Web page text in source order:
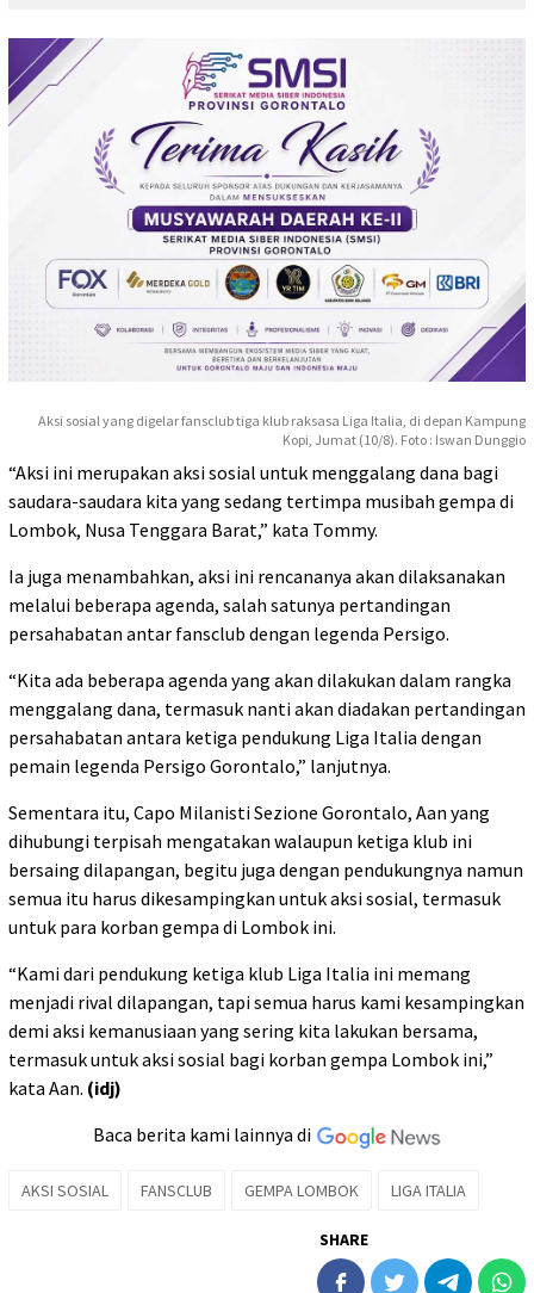
Aksi sosial yang digelar fansclub tiga klub raksasa Liga Italia, di depan Kampung
Kopi, Jumat (10/8). Foto : Iswan Dunggio
“Aksi ini merupakan aksi sosial untuk menggalang dana bagi
saudara-saudara kita yang sedang tertimpa musibah gempa di
Lombok, Nusa Tenggara Barat,” kata Tommy.
Ia juga menambahkan, aksi ini rencananya akan dilaksanakan
melalui beberapa agenda, salah satunya pertandingan
persahabatan antar fansclub dengan legenda Persigo.
“Kita ada beberapa agenda yang akan dilakukan dalam rangka
menggalang dana, termasuk nanti akan diadakan pertandingan
persahabatan antara ketiga pendukung Liga Italia dengan
pemain legenda Persigo Gorontalo,” lanjutnya.
Sementara itu, Capo Milanisti Sezione Gorontalo, Aan yang
dihubungi terpisah mengatakan walaupun ketiga klub ini
bersaing dilapangan, begitu juga dengan pendukungnya namun
semua itu harus dikesampingkan untuk aksi sosial, termasuk
untuk para korban gempa di Lombok ini.
“Kami dari pendukung ketiga klub Liga Italia ini memang
menjadi rival dilapangan, tapi semua harus kami kesampingkan
demi aksi kemanusiaan yang sering kita lakukan bersama,
termasuk untuk aksi sosial bagi korban gempa Lombok ini,”
kata Aan. (idj)
Baca berita kami lainnya di
AKSI SOSIAL FANSCLUB GEMPA LOMBOK LIGA ITALIA
SHARE